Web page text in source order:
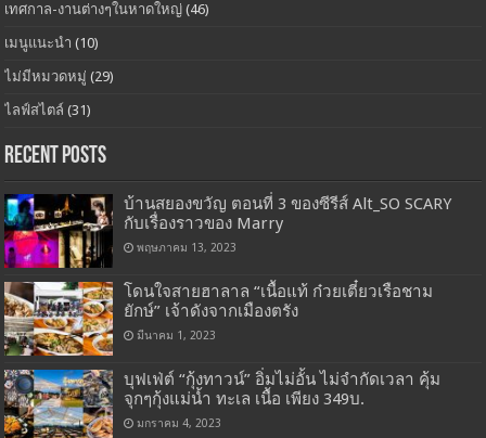
เทศกาล-งานต่างๆในหาดใหญ่ (46)
เมนูแนะนำ (10)
ไม่มีหมวดหมู่ (29)
ไลฟ์สไตล์ (31)
Recent Posts
บ้านสยองขวัญ ตอนที่ 3 ของซีรีส์ Alt_SO SCARY
กับเรื่องราวของ Marry
พฤษภาคม 13, 2023
โดนใจสายฮาลาล “เนื้อแท้ ก๋วยเตี๋ยวเรือชาม
ยักษ์” เจ้าดังจากเมืองตรัง
มีนาคม 1, 2023
บุฟเฟ่ต์ “กุ้งทาวน์” อิ่มไม่อั้น ไม่จำกัดเวลา คุ้ม
จุกๆกุ้งแม่น้ำ ทะเล เนื้อ เพียง 349บ.
มกราคม 4, 2023